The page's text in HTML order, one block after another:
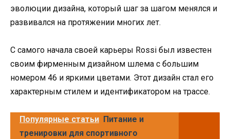
эволюции дизайна, который шаг за шагом менялся и
развивался на протяжении многих лет.
С самого начала своей карьеры Rossi был известен
своим фирменным дизайном шлема с большим
номером 46 и яркими цветами. Этот дизайн стал его
характерным стилем и идентификатором на трассе.
Популярные статьи Питание и
тренировки для спортивного